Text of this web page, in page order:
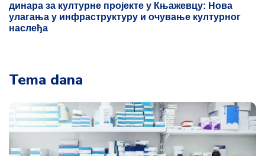
динара за културне пројекте у Књажевцу: Нова
улагања у инфраструктуру и очување културног
наслеђа
Tema dana